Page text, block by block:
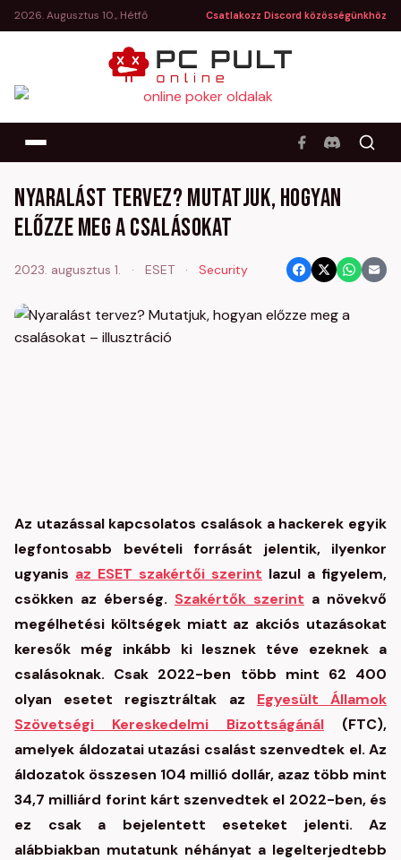
2026. Augusztus 10., Hétfő Csatlakozz Discord közösségünkhöz
Nyaralást tervez? Mutatjuk, hogyan
előzze meg a csalásokat
2023. augusztus 1. · ESET · Security
Az utazással kapcsolatos csalások a hackerek egyik
legfontosabb bevételi forrását jelentik, ilyenkor
ugyanis az ESET szakértői szerint lazul a figyelem,
csökken az éberség. Szakértők szerint a növekvő
megélhetési költségek miatt az akciós utazásokat
keresők még inkább ki lesznek téve ezeknek a
csalásoknak. Csak 2022-ben több mint 62 400
olyan esetet regisztráltak az Egyesült Államok
Szövetségi Kereskedelmi Bizottságánál (FTC),
amelyek áldozatai utazási csalást szenvedtek el. Az
áldozatok összesen 104 millió dollár, azaz több mint
34,7 milliárd forint kárt szenvedtek el 2022-ben, és
ez csak a bejelentett eseteket jelenti. Az
alábbiakban mutatunk néhányat a legelterjedtebb